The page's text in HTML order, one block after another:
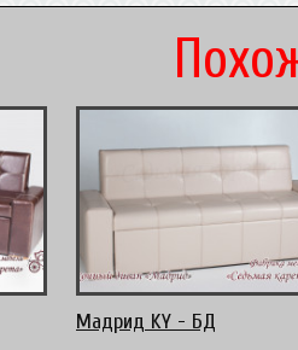
Мадрид KY - БД